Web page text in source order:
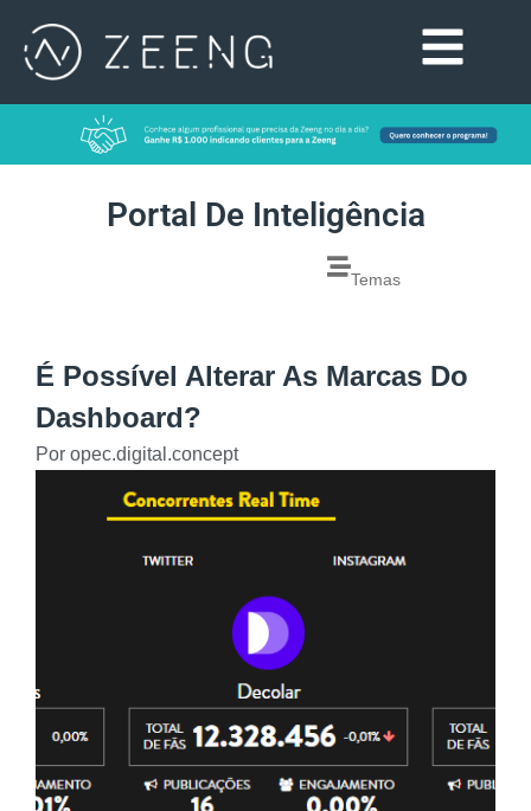
Portal De Inteligência
Temas
É Possível Alterar As Marcas Do
Dashboard?
Por opec.digital.concept